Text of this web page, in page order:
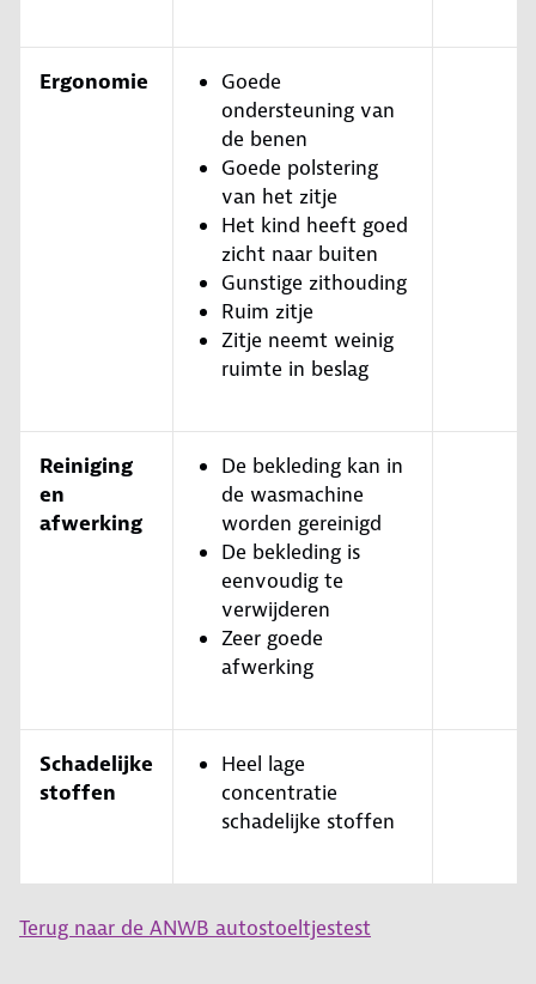
Ergonomie
Goede
ondersteuning van
de benen
Goede polstering
van het zitje
Het kind heeft goed
zicht naar buiten
Gunstige zithouding
Ruim zitje
Zitje neemt weinig
ruimte in beslag
Reiniging
en
afwerking
De bekleding kan in
de wasmachine
worden gereinigd
De bekleding is
eenvoudig te
verwijderen
Zeer goede
afwerking
Schadelijke
stoffen
Heel lage
concentratie
schadelijke stoffen
Terug naar de ANWB autostoeltjestest